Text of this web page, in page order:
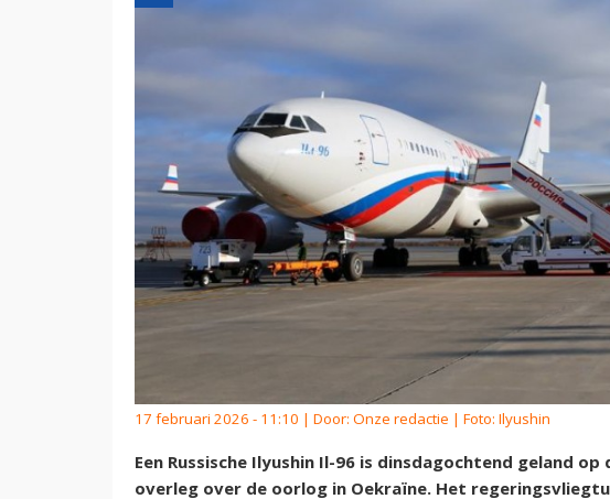
17 februari 2026 - 11:10 | Door: Onze redactie | Foto: Ilyushin
Een Russische Ilyushin Il-96 is dinsdagochtend geland
overleg over de oorlog in Oekraïne. Het